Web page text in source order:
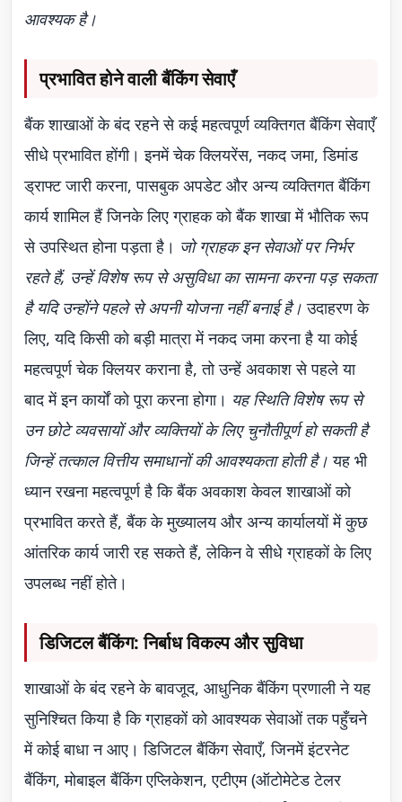
आवश्यक है।
प्रभावित होने वाली बैंकिंग सेवाएँ
बैंक शाखाओं के बंद रहने से कई महत्वपूर्ण व्यक्तिगत बैंकिंग सेवाएँ
सीधे प्रभावित होंगी। इनमें चेक क्लियरेंस, नकद जमा, डिमांड
ड्राफ्ट जारी करना, पासबुक अपडेट और अन्य व्यक्तिगत बैंकिंग
कार्य शामिल हैं जिनके लिए ग्राहक को बैंक शाखा में भौतिक रूप
से उपस्थित होना पड़ता है। जो ग्राहक इन सेवाओं पर निर्भर
रहते हैं, उन्हें विशेष रूप से असुविधा का सामना करना पड़ सकता
है यदि उन्होंने पहले से अपनी योजना नहीं बनाई है। उदाहरण के
लिए, यदि किसी को बड़ी मात्रा में नकद जमा करना है या कोई
महत्वपूर्ण चेक क्लियर कराना है, तो उन्हें अवकाश से पहले या
बाद में इन कार्यों को पूरा करना होगा। यह स्थिति विशेष रूप से
उन छोटे व्यवसायों और व्यक्तियों के लिए चुनौतीपूर्ण हो सकती है
जिन्हें तत्काल वित्तीय समाधानों की आवश्यकता होती है। यह भी
ध्यान रखना महत्वपूर्ण है कि बैंक अवकाश केवल शाखाओं को
प्रभावित करते हैं, बैंक के मुख्यालय और अन्य कार्यालयों में कुछ
आंतरिक कार्य जारी रह सकते हैं, लेकिन वे सीधे ग्राहकों के लिए
उपलब्ध नहीं होते।
डिजिटल बैंकिंग: निर्बाध विकल्प और सुविधा
शाखाओं के बंद रहने के बावजूद, आधुनिक बैंकिंग प्रणाली ने यह
सुनिश्चित किया है कि ग्राहकों को आवश्यक सेवाओं तक पहुँचने
में कोई बाधा न आए। डिजिटल बैंकिंग सेवाएँ, जिनमें इंटरनेट
बैंकिंग, मोबाइल बैंकिंग एप्लिकेशन, एटीएम (ऑटोमेटेड टेलर